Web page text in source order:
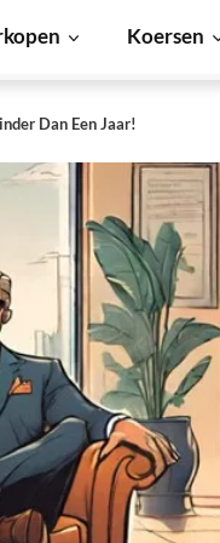
Koersen
Dan Een Jaar!